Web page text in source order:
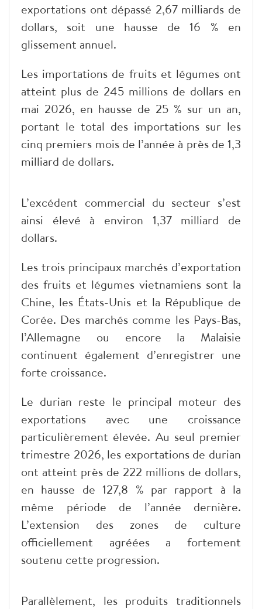
exportations ont dépassé 2,67 milliards de
dollars, soit une hausse de 16 % en
glissement annuel.
Les importations de fruits et légumes ont
atteint plus de 245 millions de dollars en
mai 2026, en hausse de 25 % sur un an,
portant le total des importations sur les
cinq premiers mois de l’année à près de 1,3
milliard de dollars.
L’excédent commercial du secteur s’est
ainsi élevé à environ 1,37 milliard de
dollars.
Les trois principaux marchés d’exportation
des fruits et légumes vietnamiens sont la
Chine, les États-Unis et la République de
Corée. Des marchés comme les Pays-Bas,
l’Allemagne ou encore la Malaisie
continuent également d’enregistrer une
forte croissance.
Le durian reste le principal moteur des
exportations avec une croissance
particulièrement élevée. Au seul premier
trimestre 2026, les exportations de durian
ont atteint près de 222 millions de dollars,
en hausse de 127,8 % par rapport à la
même période de l’année dernière.
L’extension des zones de culture
officiellement agréées a fortement
soutenu cette progression.
Parallèlement, les produits traditionnels